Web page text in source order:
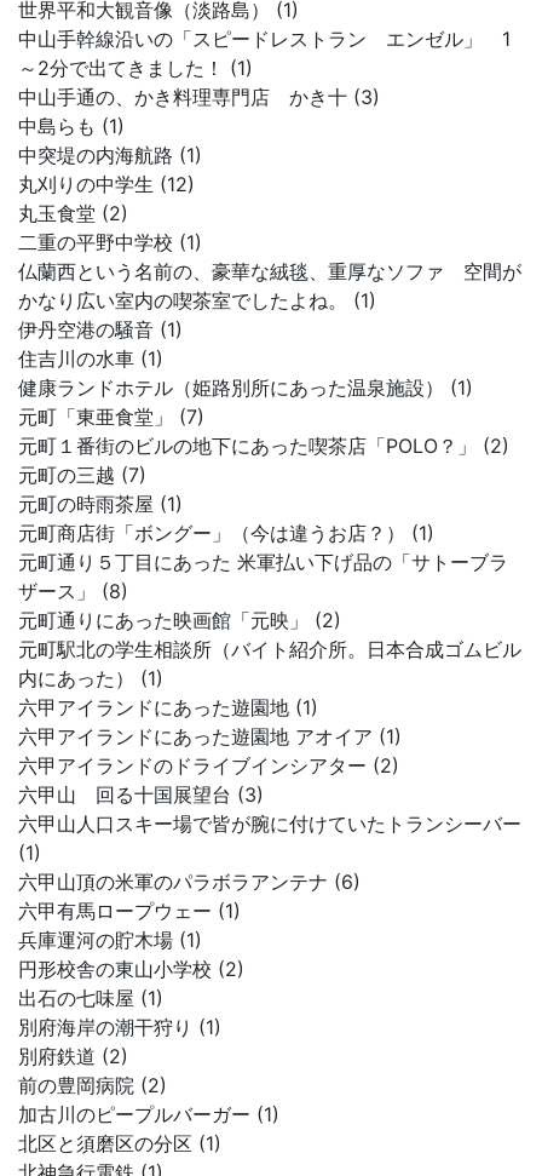
世界平和大観音像（淡路島） (1)
中山手幹線沿いの「スピードレストラン エンゼル」 1
～2分で出てきました！ (1)
中山手通の、かき料理専門店 かき十 (3)
中島らも (1)
中突堤の内海航路 (1)
丸刈りの中学生 (12)
丸玉食堂 (2)
二重の平野中学校 (1)
仏蘭西という名前の、豪華な絨毯、重厚なソファ 空間が
かなり広い室内の喫茶室でしたよね。 (1)
伊丹空港の騒音 (1)
住吉川の水車 (1)
健康ランドホテル（姫路別所にあった温泉施設） (1)
元町「東亜食堂」 (7)
元町１番街のビルの地下にあった喫茶店「POLO？」 (2)
元町の三越 (7)
元町の時雨茶屋 (1)
元町商店街「ボングー」（今は違うお店？） (1)
元町通り５丁目にあった 米軍払い下げ品の「サトーブラ
ザース」 (8)
元町通りにあった映画館「元映」 (2)
元町駅北の学生相談所（バイト紹介所。日本合成ゴムビル
内にあった） (1)
六甲アイランドにあった遊園地 (1)
六甲アイランドにあった遊園地 アオイア (1)
六甲アイランドのドライブインシアター (2)
六甲山 回る十国展望台 (3)
六甲山人口スキー場で皆が腕に付けていたトランシーバー
(1)
六甲山頂の米軍のパラボラアンテナ (6)
六甲有馬ロープウェー (1)
兵庫運河の貯木場 (1)
円形校舎の東山小学校 (2)
出石の七味屋 (1)
別府海岸の潮干狩り (1)
別府鉄道 (2)
前の豊岡病院 (2)
加古川のピープルバーガー (1)
北区と須磨区の分区 (1)